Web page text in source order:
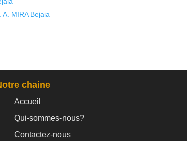
MIRA Bejaia
chaine
Accueil
Qui-sommes-nous?
Contactez-nous